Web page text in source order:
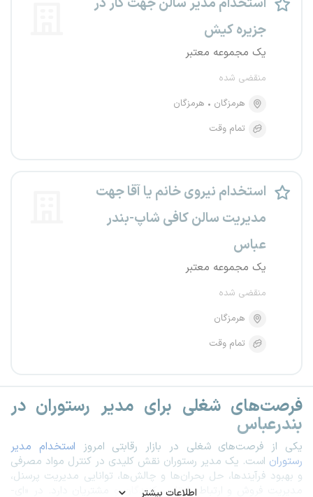
جزیره کیش
یک مجموعه معتبر
منقضی شده
هرمزگان
هرمزگان
تمام وقت
استخدام نیروی خانم یا آقا جهت
مدیریت سالن کافی شاپ-بندر
عباس
یک مجموعه معتبر
منقضی شده
هرمزگان
تمام وقت
اطلاعات بیشتر
فرصت‌های شغلی برای مدیر رستوران در
بندرعباس
یکی از فرصت‌های شغلی در بازار رقابتی امروز استخدام مدیر
رستوران است. یک مدیر رستوران نقش کلیدی در کنترل مواد مصرفی
و بهبود فرآیندها، حل بحران‌ها و چالش‌ها، توانایی مدیریت پرسنل،
مدیریت فروش و ارتباط با تامین‌کنندگان و مشتریان دارد. در «ای-